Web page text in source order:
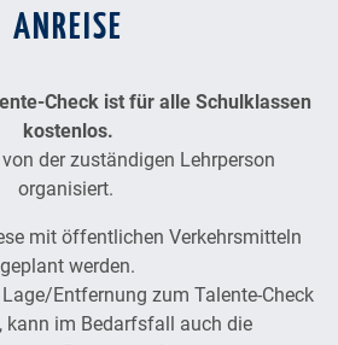
ANREISE
Check ist für alle Schulklassen
kostenlos.
der zuständigen Lehrperson
organisiert.
mit öffentlichen Verkehrsmitteln
geplant werden.
Entfernung zum Talente-Check
kann im Bedarfsfall auch die